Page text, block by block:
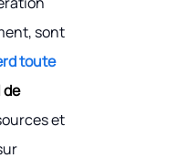
sont
toute
de
et